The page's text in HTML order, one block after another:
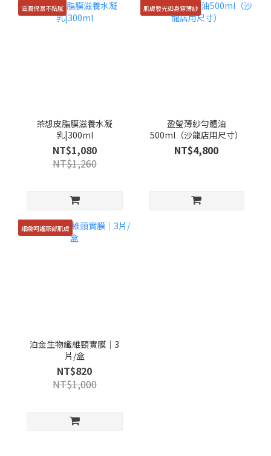
滋潤保濕不黏膩
茶想皮脂膜滋養水凝
乳|300ml
NT$1,080
NT$1,260
肌膚發光如身穿薄紗
盈瑩薄紗勻體油
500ml（沙龍店用尺寸）
NT$4,800
細緻呵護頸部肌膚
泊金生物纖維頸實膜｜3
片/盒
NT$820
NT$1,000